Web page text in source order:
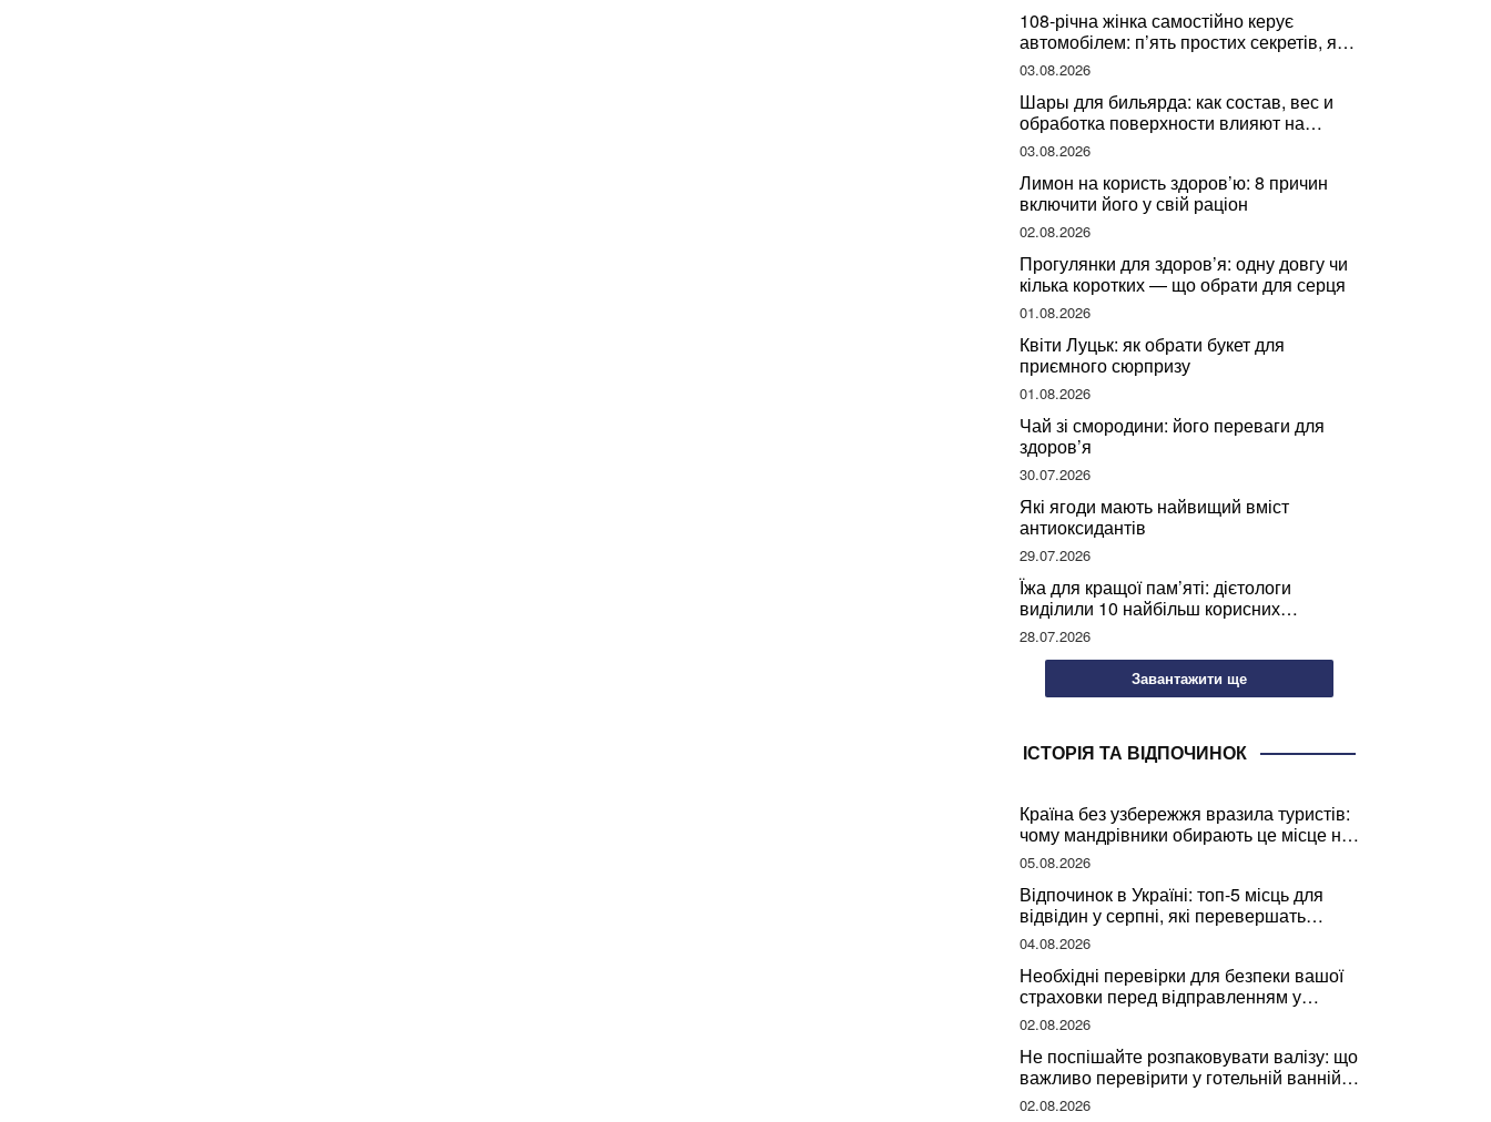
108-річна жінка самостійно керує
автомобілем: п’ять простих секретів, які
допомогли їй дожити до століття
03.08.2026
Шары для бильярда: как состав, вес и
обработка поверхности влияют на
динамику игры
03.08.2026
Лимон на користь здоров’ю: 8 причин
включити його у свій раціон
02.08.2026
Прогулянки для здоров’я: одну довгу чи
кілька коротких — що обрати для серця
01.08.2026
Квіти Луцьк: як обрати букет для
приємного сюрпризу
01.08.2026
Чай зі смородини: його переваги для
здоров’я
30.07.2026
Які ягоди мають найвищий вміст
антиоксидантів
29.07.2026
Їжа для кращої пам’яті: дієтологи
виділили 10 найбільш корисних
продуктів
28.07.2026
Завантажити ще
ІСТОРІЯ ТА ВІДПОЧИНОК
Країна без узбережжя вразила туристів:
чому мандрівники обирають це місце на
відпочинок
05.08.2026
Відпочинок в Україні: топ-5 місць для
відвідин у серпні, які перевершать
закордонні враження
04.08.2026
Необхідні перевірки для безпеки вашої
страховки перед відправленням у
подорож
02.08.2026
Не поспішайте розпаковувати валізу: що
важливо перевірити у готельній ванній
за словами досвідченої мандрівниці
02.08.2026